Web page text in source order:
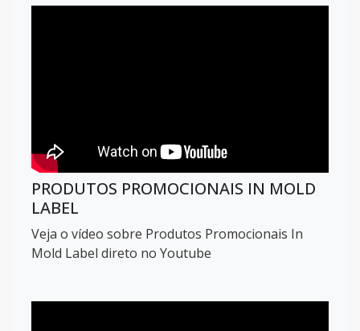
PRODUTOS PROMOCIONAIS IN MOLD
LABEL
Veja o vídeo sobre Produtos Promocionais In
Mold Label direto no Youtube